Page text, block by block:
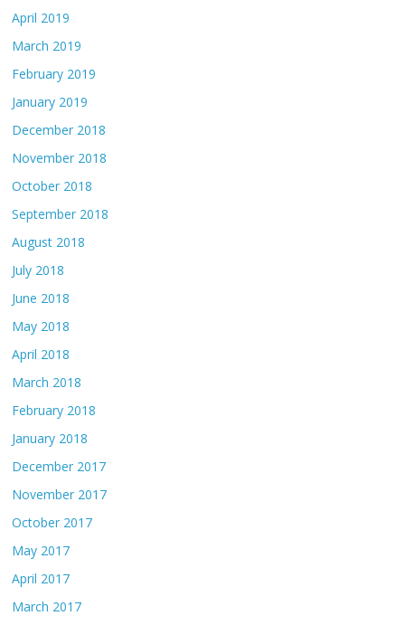
April 2019
March 2019
February 2019
January 2019
December 2018
November 2018
October 2018
September 2018
August 2018
July 2018
June 2018
May 2018
April 2018
March 2018
February 2018
January 2018
December 2017
November 2017
October 2017
May 2017
April 2017
March 2017